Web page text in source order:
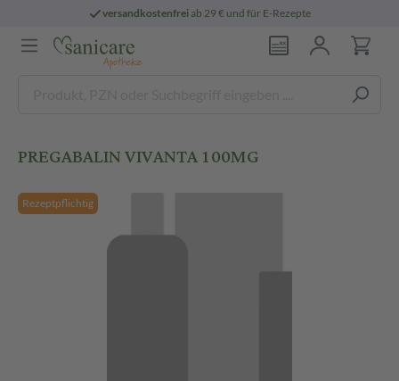
versandkostenfreiab 29 € und für E-Rezepte
PREGABALIN VIVANTA 100MG
Rezeptpflichtig